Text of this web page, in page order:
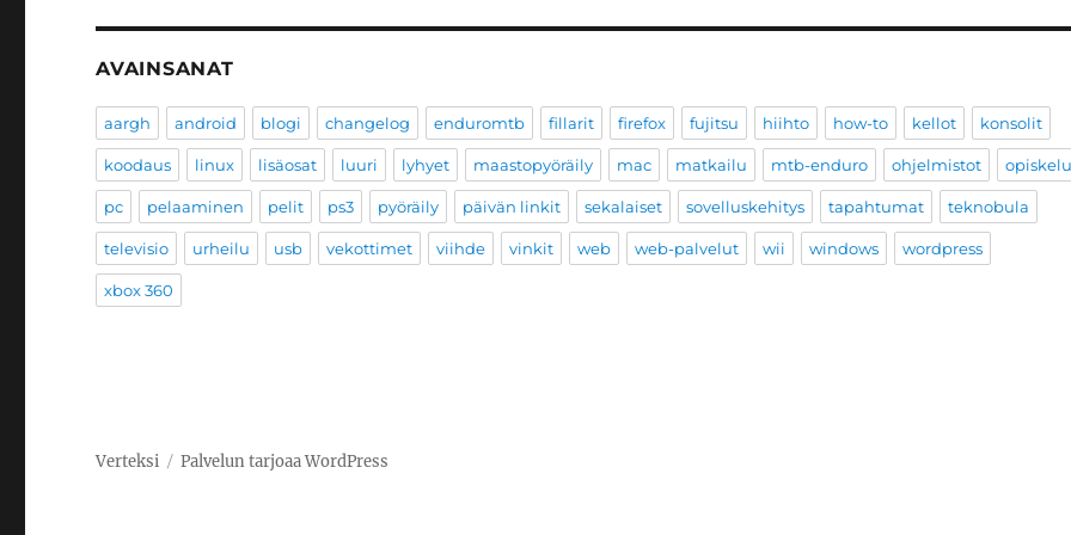
AVAINSANAT
aargh android blogi changelog enduromtb fillarit firefox fujitsu hiihto how-to kellot konsolit
koodaus linux lisäosat luuri lyhyet maastopyöräily mac matkailu mtb-enduro ohjelmistot
pc pelaaminen pelit ps3 pyöräily päivän linkit sekalaiset sovelluskehitys tapahtumat teknobula
televisio urheilu usb vekottimet viihde vinkit web web-palvelut wii windows wordpress
xbox 360
Verteksi Palvelun tarjoaa WordPress